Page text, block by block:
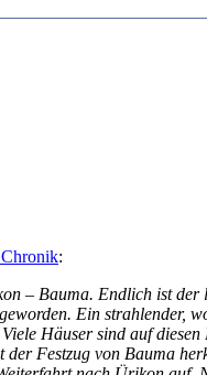
:
– Bauma. Endlich ist der
Ein strahlender,
Häuser sind auf
Festzug von Bauma